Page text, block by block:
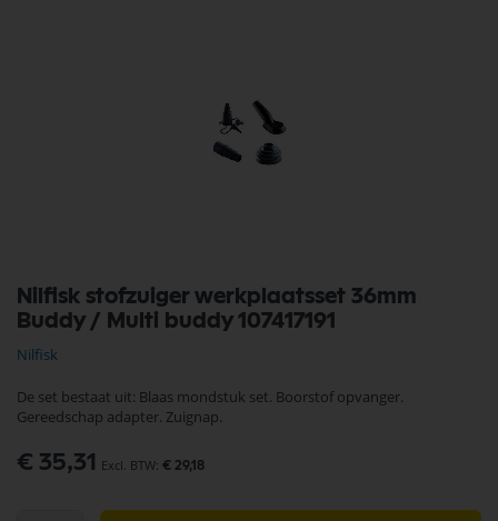
Nilfisk stofzuiger werkplaatsset 36mm
Buddy / Multi buddy 107417191
Nilfisk
De set bestaat uit: Blaas mondstuk set. Boorstof opvanger.
Gereedschap adapter. Zuignap.
€ 35,31 € 29,18
naar
het
van
afbeeldingen-
gallerij